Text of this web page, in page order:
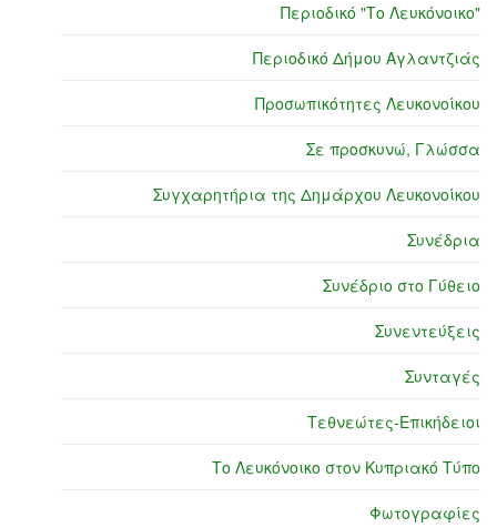
Περιοδικό "Το Λευκόνοικο"
Περιοδικό Δήμου Αγλαντζιάς
Προσωπικότητες Λευκονοίκου
Σε προσκυνώ, Γλώσσα
Συγχαρητήρια της Δημάρχου Λευκονοίκου
Συνέδρια
Συνέδριο στο Γύθειο
Συνεντεύξεις
Συνταγές
Τεθνεώτες-Επικήδειοι
Το Λευκόνοικο στον Κυπριακό Τύπο
Φωτογραφίες